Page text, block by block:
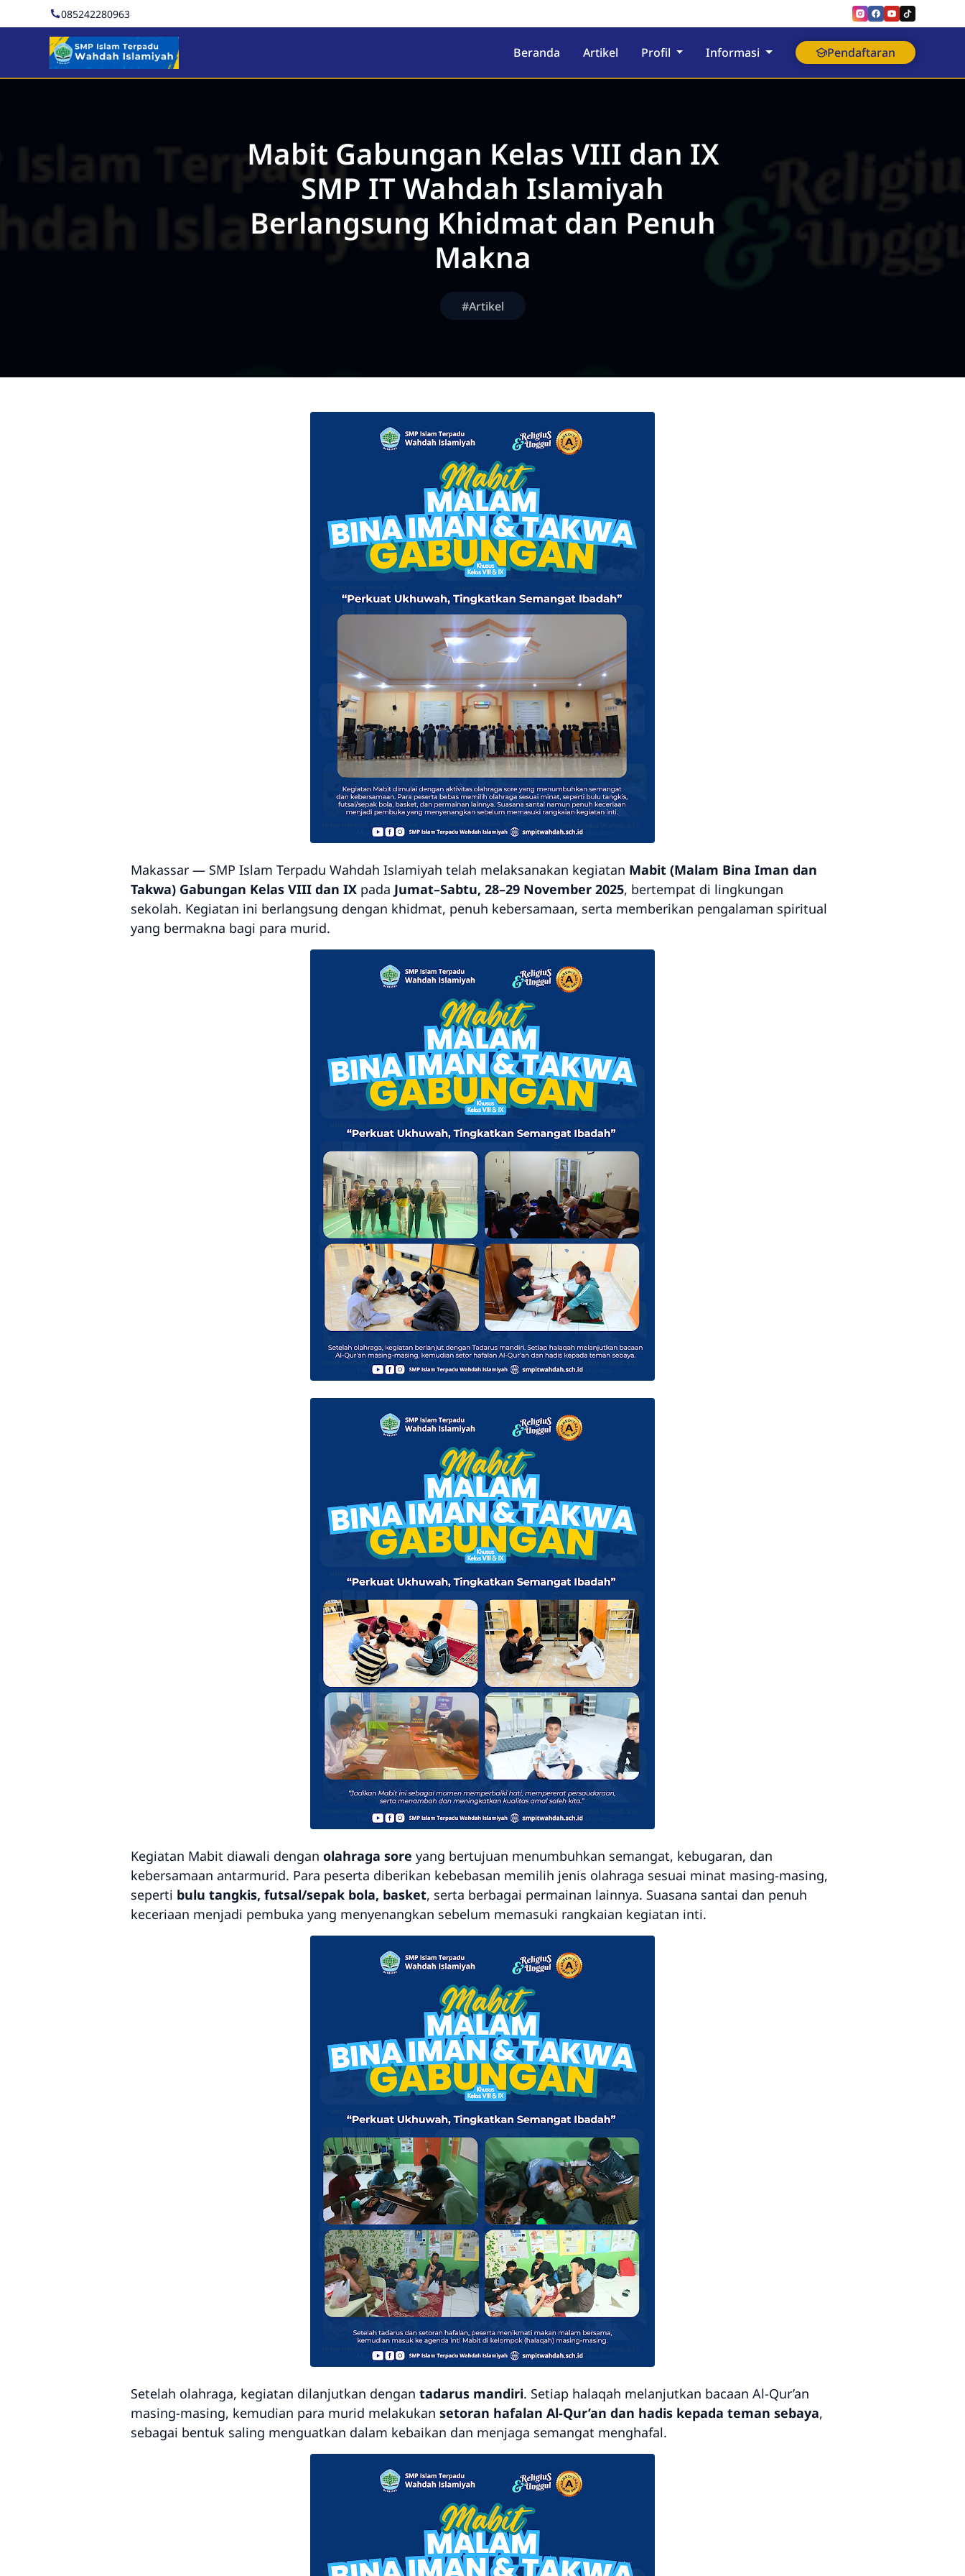
085242280963
SMP Islam Terpadu Wahdah Islamiyah Beranda Artikel Profil Informasi Pendaftaran
Mabit Gabungan Kelas VIII dan IX
SMP IT Wahdah Islamiyah
Berlangsung Khidmat dan Penuh
Makna
#Artikel
Makassar — SMP Islam Terpadu Wahdah Islamiyah telah melaksanakan kegiatan Mabit (Malam Bina Iman dan
Takwa) Gabungan Kelas VIII dan IX pada Jumat–Sabtu, 28–29 November 2025, bertempat di lingkungan
sekolah. Kegiatan ini berlangsung dengan khidmat, penuh kebersamaan, serta memberikan pengalaman spiritual
yang bermakna bagi para murid.
Kegiatan Mabit diawali dengan olahraga sore yang bertujuan menumbuhkan semangat, kebugaran, dan
kebersamaan antarmurid. Para peserta diberikan kebebasan memilih jenis olahraga sesuai minat masing-masing,
seperti bulu tangkis, futsal/sepak bola, basket, serta berbagai permainan lainnya. Suasana santai dan penuh
keceriaan menjadi pembuka yang menyenangkan sebelum memasuki rangkaian kegiatan inti.
Setelah olahraga, kegiatan dilanjutkan dengan tadarus mandiri. Setiap halaqah melanjutkan bacaan Al-Qur’an
masing-masing, kemudian para murid melakukan setoran hafalan Al-Qur’an dan hadis kepada teman sebaya,
sebagai bentuk saling menguatkan dalam kebaikan dan menjaga semangat menghafal.